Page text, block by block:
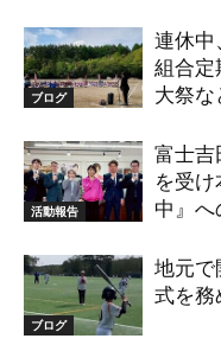
ブログ
連休中
組合定
大祭な
活動報告
富士吉
を受
中』へ
ブログ
地元で
式を務